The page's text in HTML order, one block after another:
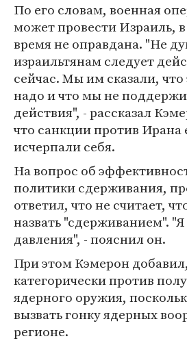
По его словам, военная
может провести Израиль,
время не оправдана. "Не
израильтянам следует
сейчас. Мы им сказали, что
надо и что мы не
действия", - рассказал
что санкции против Ирана
исчерпали себя.
На вопрос об
политики сдерживания,
ответил, что не считает,
назвать "сдерживанием". "Я
давления", - пояснил он.
При этом Кэмерон
категорически против
ядерного оружия,
вызвать гонку ядерных
регионе.